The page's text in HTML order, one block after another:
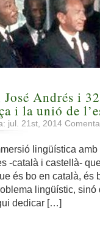
Andrés i
i la unió de
jul. 21st, 2014
lingüística
-català i castellà-
és bo en català,
lingüístic, sinó
dedicar […]